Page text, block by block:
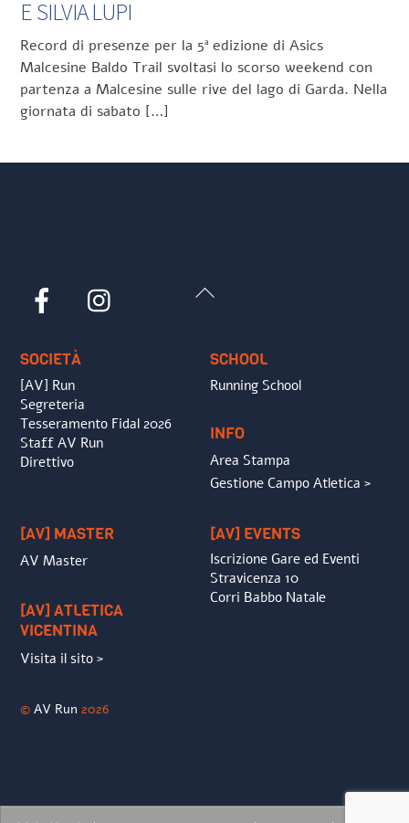
E SILVIA LUPI
Record di presenze per la 5ª edizione di Asics
Malcesine Baldo Trail svoltasi lo scorso weekend con
partenza a Malcesine sulle rive del lago di Garda. Nella
giornata di sabato […]
Back
Facebook
SOCIETÀ
[AV] Run
Segreteria
Tesseramento Fidal 2026
Staff AV Run
Direttivo
SCHOOL
Running School
INFO
Area Stampa
Gestione Campo Atletica >
[AV] MASTER
AV Master
[AV] ATLETICA
VICENTINA
Visita il sito >
[AV] EVENTS
Iscrizione Gare ed Eventi
Stravicenza 10
Corri Babbo Natale
©AV Run 2026